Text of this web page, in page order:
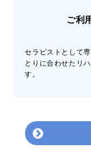
ご利
セラピストとして
とりに合わせたリ
す。